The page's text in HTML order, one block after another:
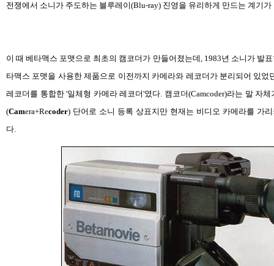
전쟁에서 소니가 주도하는 블루레이(Blu-ray) 진영을 유리하게 만드는 계기가
이 때 베타맥스 포맷으로 최초의 캠코더가 만들어졌는데, 1983년 소니가 발
타맥스 포맷을 사용한 제품으로 이전까지 카메라와 레코더가 분리되어 있었
레코더를 통합한 '일체형 카메라 레코더'였다. 캠코더(Camcoder)라는 말 자
(Camera+Recoder) 단어로 소니 등록 상표지만 현재는 비디오 카메라를 가
다.